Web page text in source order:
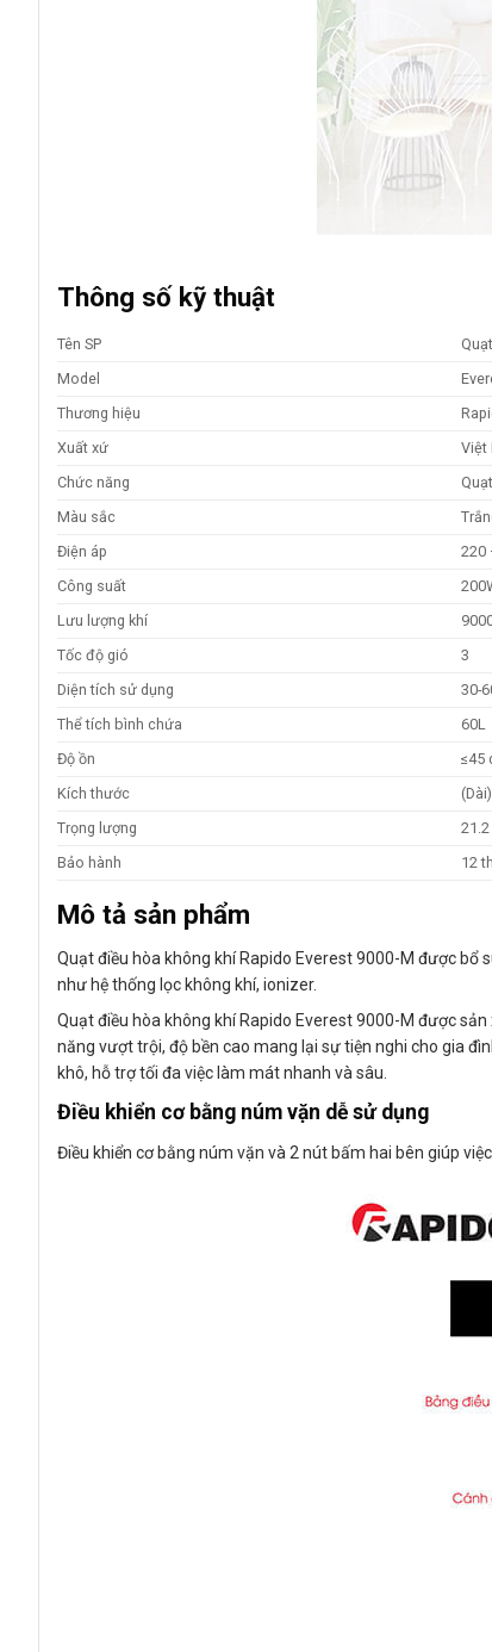
Thông số kỹ thuật
Tên SP
Model
Thương hiệu
Xuất xứ
Việt
Chức năng
Màu sắc
Điện áp
220
Công suất
Lưu lượng khí
Tốc độ gió
3
Diện tích sử dụng
30-
Thể tích bình chứa
60L
Độ ồn
≤45
Kích thước
Trọng lượng
21.2
Bảo hành
12
Mô tả sản phẩm
Quạt điều hòa không khí Rapido Everest 9000-M được
như hệ thống lọc không khí, ionizer.
Quạt điều hòa không khí Rapido Everest 9000-M được
năng vượt trội, độ bền cao mang lại sự tiện nghi cho gia
khô, hỗ trợ tối đa việc làm mát nhanh và sâu.
Điều khiển cơ bằng núm vặn dễ sử dụng
Điều khiển cơ bằng núm vặn và 2 nút bấm hai bên giúp